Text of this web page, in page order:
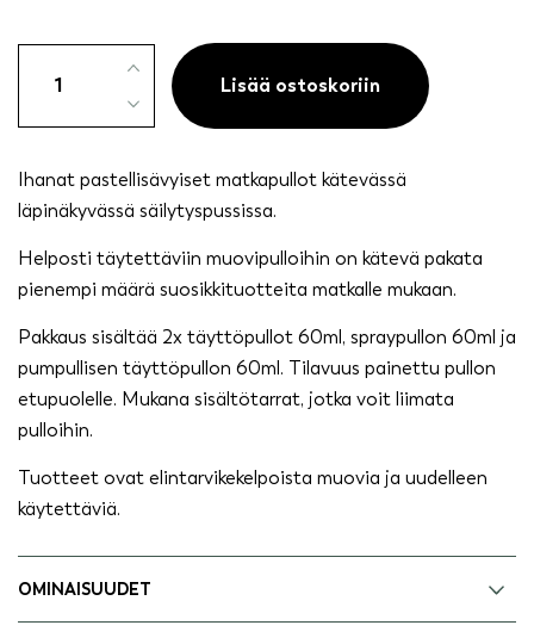
värikkäät
määrä
Lisää ostoskoriin
Ihanat pastellisävyiset matkapullot kätevässä
läpinäkyvässä säilytyspussissa.
Helposti täytettäviin muovipulloihin on kätevä pakata
pienempi määrä suosikkituotteita matkalle mukaan.
Pakkaus sisältää 2x täyttöpullot 60ml, spraypullon 60ml ja
pumpullisen täyttöpullon 60ml. Tilavuus painettu pullon
etupuolelle. Mukana sisältötarrat, jotka voit liimata
pulloihin.
Tuotteet ovat elintarvikekelpoista muovia ja uudelleen
käytettäviä.
OMINAISUUDET